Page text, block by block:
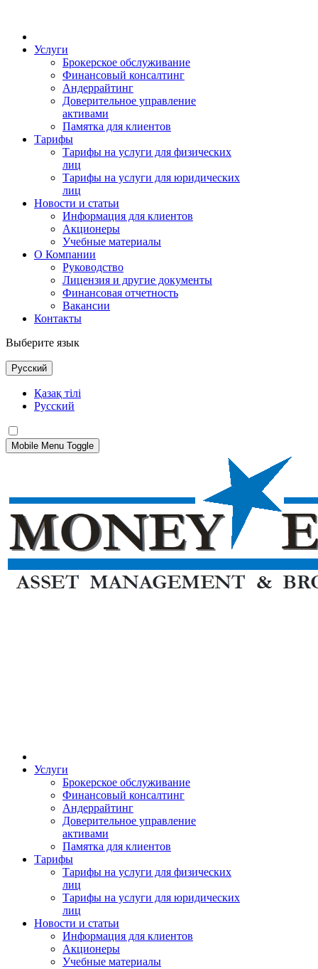
Услуги
Брокерское обслуживание
Финансовый консалтинг
Андеррайтинг
Доверительное управление
активами
Памятка для клиентов
Тарифы
Тарифы на услуги для физических
лиц
Тарифы на услуги для юридических
лиц
Новости и статьи
Информация для клиентов
Акционеры
Учебные материалы
О Компании
Руководство
Лицензия и другие документы
Финансовая отчетность
Вакансии
Контакты
Выберите язык
Русский
Қазақ тілі
Русский
Mobile Menu Toggle
Услуги
Брокерское обслуживание
Финансовый консалтинг
Андеррайтинг
Доверительное управление
активами
Памятка для клиентов
Тарифы
Тарифы на услуги для физических
лиц
Тарифы на услуги для юридических
лиц
Новости и статьи
Информация для клиентов
Акционеры
Учебные материалы